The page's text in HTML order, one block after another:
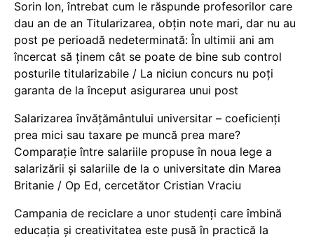
Sorin Ion, întrebat cum le răspunde profesorilor care
dau an de an Titularizarea, obțin note mari, dar nu au
post pe perioadă nedeterminată: În ultimii ani am
încercat să ținem cât se poate de bine sub control
posturile titularizabile / La niciun concurs nu poți
garanta de la început asigurarea unui post
Salarizarea învățământului universitar – coeficienți
prea mici sau taxare pe muncă prea mare?
Comparație între salariile propuse în noua lege a
salarizării și salariile de la o universitate din Marea
Britanie / Op Ed, cercetător Cristian Vraciu
Campania de reciclare a unor studenți care îmbină
educația și creativitatea este pusă în practică la